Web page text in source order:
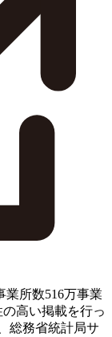
所数516万事業
高い掲載を行っ
総務省統計局サ